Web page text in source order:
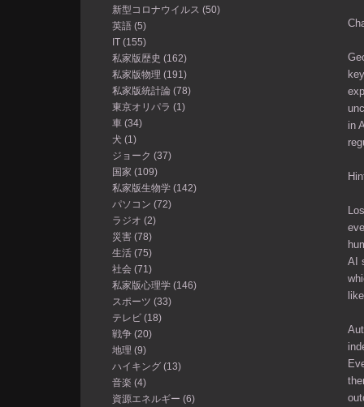
新型コロナウイルス (50)
英語 (5)
IT (155)
私家版歴史 (162)
私家版物理 (191)
私家版統計論 (78)
東京オリパラ (1)
車 (34)
犬 (1)
ジョーク (37)
国家 (109)
私家版生物学 (142)
パソコン (72)
ラジオ (2)
災害 (78)
生活 (75)
社会 (71)
私家版心理学 (146)
スポーツ (33)
テレビ (18)
戦争 (20)
地理 (9)
ハイキング (13)
音楽 (4)
資源エネルギー (6)
in
AI